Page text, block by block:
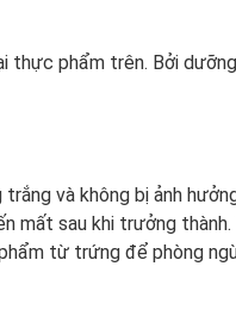
thực phẩm trên. Bởi
và không bị ảnh
sau khi trưởng thành.
từ trứng để phòng